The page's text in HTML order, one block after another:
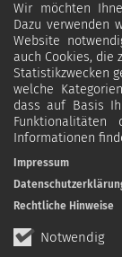
Wir möchten
Dazu verwenden
Website
auch Cookies, die
Statistikzwecken
welche
dass auf Basis
Informationen
Notwendig
Impressum
Rechtliche Hinweise